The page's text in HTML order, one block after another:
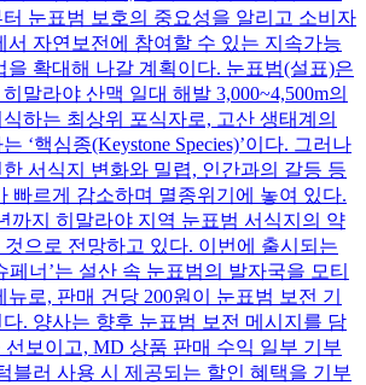
눈표범 보호의 중요성을 알리고 소비자
서 자연보전에 참여할 수 있는 지속가능
을 확대해 나갈 계획이다. 눈표범(설표)은
말라야 산맥 일대 해발 3,000~4,500m의
하는 최상위 포식자로, 고산 생태계의
‘핵심종(Keystone Species)’이다. 그러나
서식지 변화와 밀렵, 인간과의 갈등 등
빠르게 감소하며 멸종위기에 놓여 있다.
까지 히말라야 지역 눈표범 서식지의 약
것으로 전망하고 있다. 이번에 출시되는
페너’는 설산 속 눈표범의 발자국을 모티
뉴로, 판매 건당 200원이 눈표범 보전 기
. 양사는 향후 눈표범 보전 메시지를 담
선보이고, MD 상품 판매 수익 일부 기부
블러 사용 시 제공되는 할인 혜택을 기부